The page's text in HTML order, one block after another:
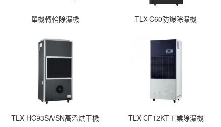
單機轉輪除濕機 TLX-C60防爆除濕機
TLX-HG93SA/SN高溫烘干機 TLX-CF12KT工業除濕機